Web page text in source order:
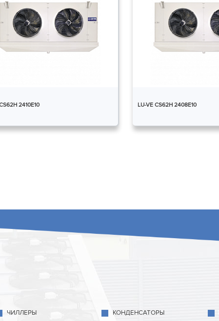
2410E10 LU-VE CS62H 2408E10
ЧИЛЛЕРЫ КОНДЕНСАТОРЫ